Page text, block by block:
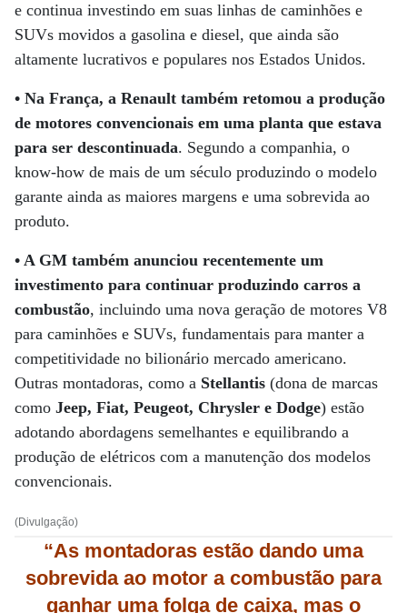
e continua investindo em suas linhas de caminhões e
SUVs movidos a gasolina e diesel, que ainda são
altamente lucrativos e populares nos Estados Unidos.
• Na França, a Renault também retomou a produção
de motores convencionais em uma planta que estava
para ser descontinuada. Segundo a companhia, o
know-how de mais de um século produzindo o modelo
garante ainda as maiores margens e uma sobrevida ao
produto.
• A GM também anunciou recentemente um
investimento para continuar produzindo carros a
combustão, incluindo uma nova geração de motores V8
para caminhões e SUVs, fundamentais para manter a
competitividade no bilionário mercado americano.
Outras montadoras, como a Stellantis (dona de marcas
como Jeep, Fiat, Peugeot, Chrysler e Dodge) estão
adotando abordagens semelhantes e equilibrando a
produção de elétricos com a manutenção dos modelos
convencionais.
(Divulgação)
“As montadoras estão dando uma
sobrevida ao motor a combustão para
ganhar uma folga de caixa, mas o